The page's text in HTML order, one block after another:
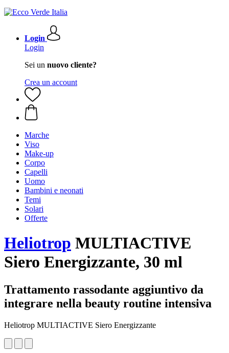
Login
Login
Sei un nuovo cliente?
Crea un account
Marche
Viso
Make-up
Corpo
Capelli
Uomo
Bambini e neonati
Temi
Solari
Offerte
Heliotrop MULTIACTIVE
Siero Energizzante, 30 ml
Trattamento rassodante aggiuntivo da
integrare nella beauty routine intensiva
Heliotrop MULTIACTIVE Siero Energizzante